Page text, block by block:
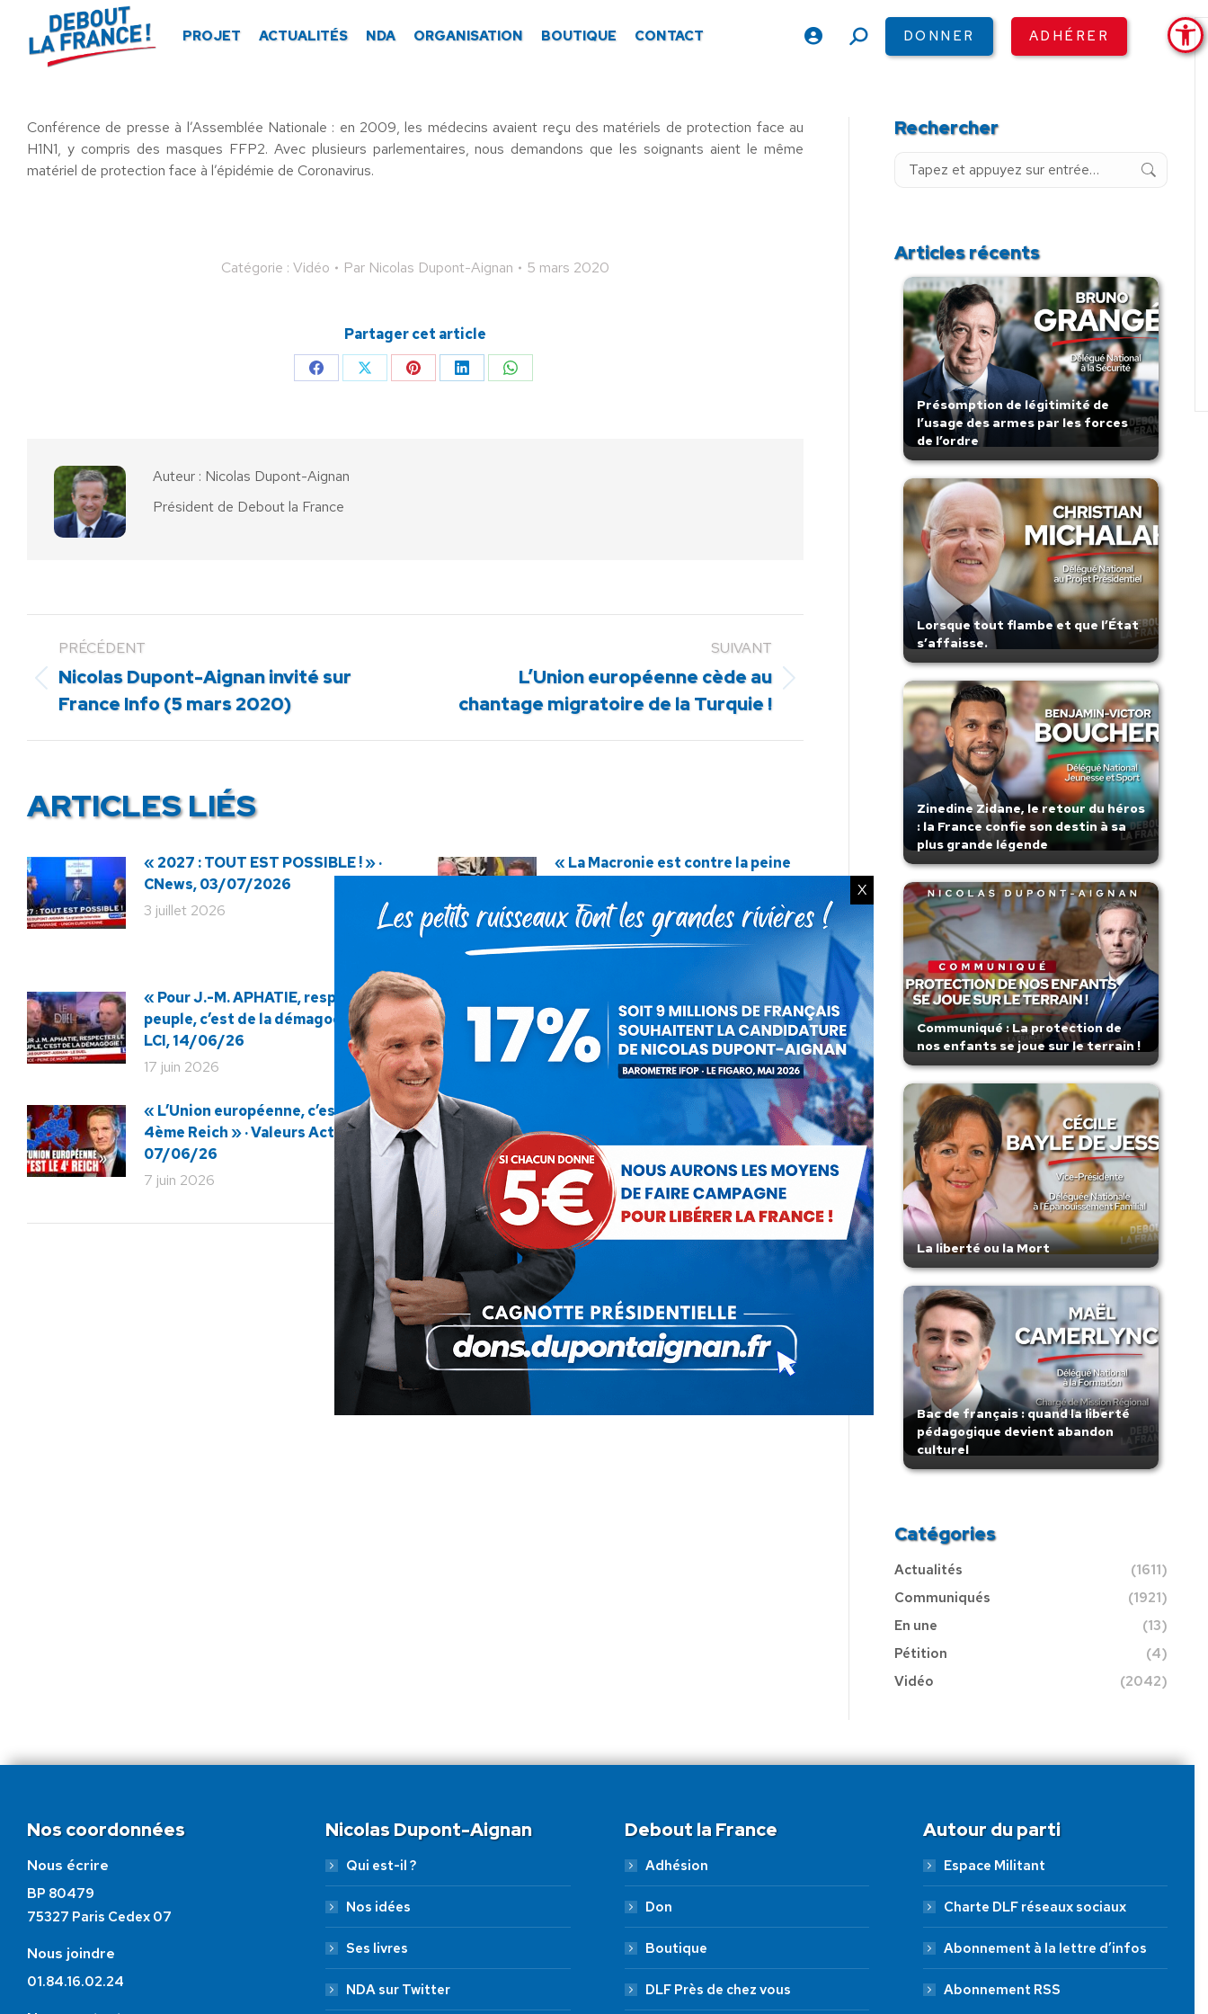
PROJET ACTUALITÉS NDA ORGANISATION BOUTIQUE CONTACT
RechercheDONNER ADHÉRER
Conférence de presse à l’Assemblée Nationale : en 2009, les médecins avaient reçu des matériels de protection face au
H1N1, y compris des masques FFP2. Avec plusieurs parlementaires, nous demandons que les soignants aient le même
matériel de protection face à l’épidémie de Coronavirus.
Catégorie : Vidéo Par Nicolas Dupont-Aignan 5 mars 2020
Partager cet article
PartagerPartagerPartagerPartagerPartager
Auteur : Nicolas Dupont-Aignan
Président de Debout la France
PRÉCÉDENT
Article
précédent
Nicolas Dupont-Aignan invité sur
France Info (5 mars 2020)
SUIVANT
suivant
L’Union européenne cède au
chantage migratoire de la Turquie !
ARTICLES LIÉS
« 2027 : TOUT EST POSSIBLE ! » ·
CNews, 03/07/2026
3 juillet 2026
« La Macronie est contre la peine
pour l’euthanasie de nos aînés ! » ·
BFMTV, 01/07/26
3 juillet 2026
« Pour J.-M. APHATIE, respecter le
peuple, c’est de la démagogie ! » ·
LCI, 14/06/26
17 juin 2026
« Lyhanna : il faut un référendum
sur la peine de mort dans notre
pays ! » · CNews, 10/06/2026
11 juin 2026
« L’Union européenne, c’est le
4ème Reich » · Valeurs Actuelles,
07/06/26
7 juin 2026
« 2027 : laissons enfin choisir les
Français ! » · BFMTV, 02/06/26
4 juin 2026
Rechercher
Recherche
Articles récents
Présomption de légitimité de
l’usage des armes par les forces
de l’ordre
Lorsque tout flambe et que l’État
s’affaisse.
Zinedine Zidane, le retour du héros
: la France confie son destin à sa
plus grande légende
Communiqué : La protection de
nos enfants se joue sur le terrain !
La liberté ou la Mort
Bac de français : quand la liberté
pédagogique devient abandon
culturel
Catégories
Actualités
(1611)
Communiqués
(1921)
En une
(13)
Pétition
(4)
Vidéo
(2042)
Nos coordonnées
Nous écrire
BP 80479
75327 Paris Cedex 07
Nous joindre
01.84.16.02.24
Nicolas Dupont-Aignan
Qui est-il ?
Nos idées
Ses livres
NDA sur Twitter
Debout la France
Adhésion
Don
Boutique
DLF Près de chez vous
Autour du parti
Espace Militant
Charte DLF réseaux sociaux
Abonnement à la lettre d’infos
Abonnement RSS
X
Panneau de gestion des cookies